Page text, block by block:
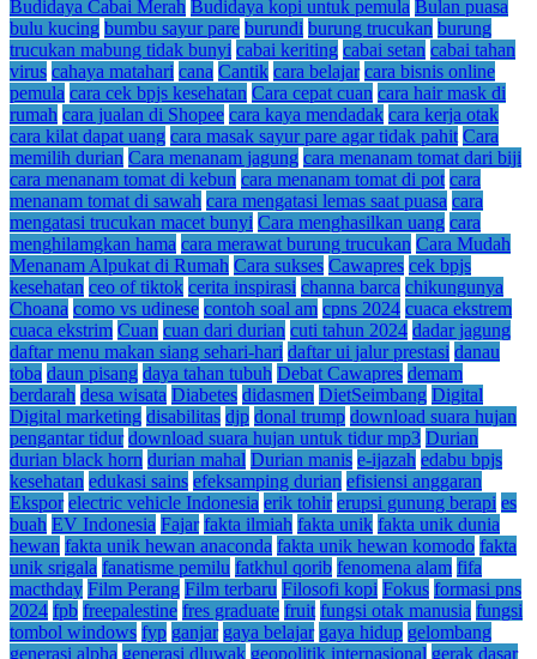
Budidaya Cabai Merah Budidaya kopi untuk pemula Bulan puasa
bulu kucing bumbu sayur pare burundi burung trucukan burung
trucukan mabung tidak bunyi cabai keriting cabai setan cabai tahan
virus cahaya matahari cana Cantik cara belajar cara bisnis online
pemula cara cek bpjs kesehatan Cara cepat cuan cara hair mask di
rumah cara jualan di Shopee cara kaya mendadak cara kerja otak
cara kilat dapat uang cara masak sayur pare agar tidak pahit Cara
memilih durian Cara menanam jagung cara menanam tomat dari biji
cara menanam tomat di kebun cara menanam tomat di pot cara
menanam tomat di sawah cara mengatasi lemas saat puasa cara
mengatasi trucukan macet bunyi Cara menghasilkan uang cara
menghilamgkan hama cara merawat burung trucukan Cara Mudah
Menanam Alpukat di Rumah Cara sukses Cawapres cek bpjs
kesehatan ceo of tiktok cerita inspirasi channa barca chikungunya
Choana como vs udinese contoh soal am cpns 2024 cuaca ekstrem
cuaca ekstrim Cuan cuan dari durian cuti tahun 2024 dadar jagung
daftar menu makan siang sehari-hari daftar ui jalur prestasi danau
toba daun pisang daya tahan tubuh Debat Cawapres demam
berdarah desa wisata Diabetes didasmen DietSeimbang Digital
Digital marketing disabilitas djp donal trump download suara hujan
pengantar tidur download suara hujan untuk tidur mp3 Durian
durian black horn durian mahal Durian manis e-ijazah edabu bpjs
kesehatan edukasi sains efeksamping durian efisiensi anggaran
Ekspor electric vehicle Indonesia erik tohir erupsi gunung berapi es
buah EV Indonesia Fajar fakta ilmiah fakta unik fakta unik dunia
hewan fakta unik hewan anaconda fakta unik hewan komodo fakta
unik srigala fanatisme pemilu fatkhul qorib fenomena alam fifa
macthday Film Perang Film terbaru Filosofi kopi Fokus formasi pns
2024 fpb freepalestine fres graduate fruit fungsi otak manusia fungsi
tombol windows fyp ganjar gaya belajar gaya hidup gelombang
generasi alpha generasi dluwak geopolitik internasional gerak dasar